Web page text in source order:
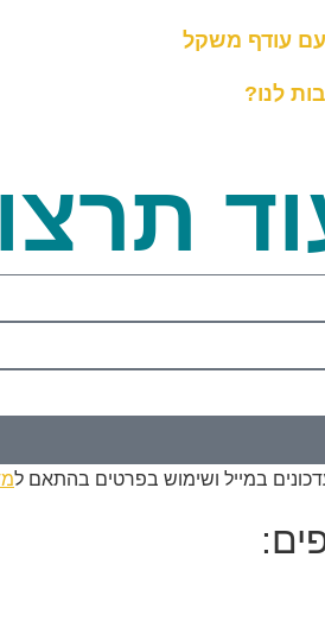
לנו?
במייל ושימוש בפרטים בהתאם ל